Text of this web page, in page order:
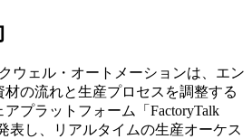
ウェル・オートメーションは、エン
材の流れと生産プロセスを調整する
プラットフォーム「FactoryTalk
表し、リアルタイムの生産オーケス